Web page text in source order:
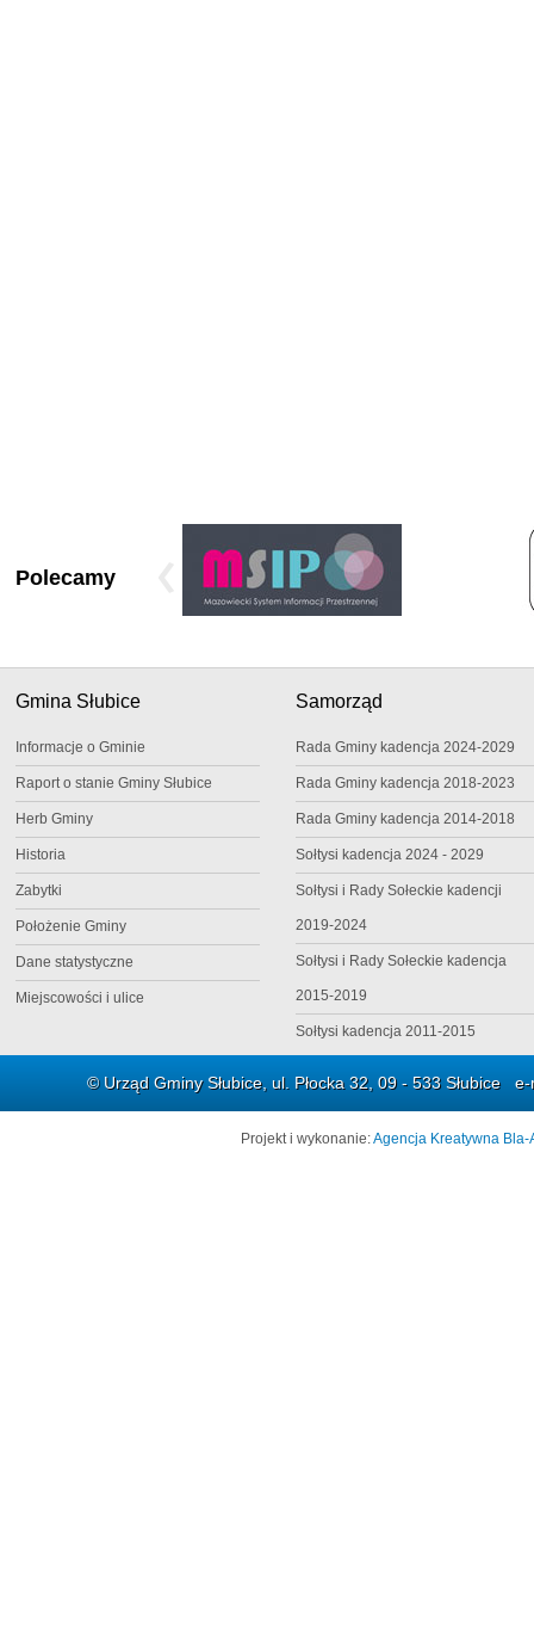
Polecamy
Gmina Słubice
Informacje o Gminie
Raport o stanie Gminy Słubice
Herb Gminy
Historia
Zabytki
Położenie Gminy
Dane statystyczne
Miejscowości i ulice
Samorząd
Rada Gminy kadencja 2024-2029
Rada Gminy kadencja 2018-2023
Rada Gminy kadencja 2014-2018
Sołtysi kadencja 2024 - 2029
Sołtysi i Rady Sołeckie kadencji
2019-2024
Sołtysi i Rady Sołeckie kadencja
2015-2019
Sołtysi kadencja 2011-2015
© Urząd Gminy Słubice, ul. Płocka 32, 09 - 533 Słubice
Projekt i wykonanie:Agencja Kreatywna Bla-